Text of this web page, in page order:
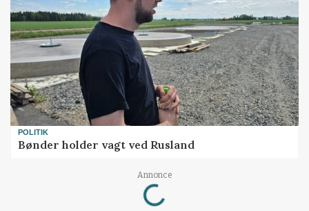
POLITIK
Bønder holder vagt ved Rusland
Annonce
Loading...